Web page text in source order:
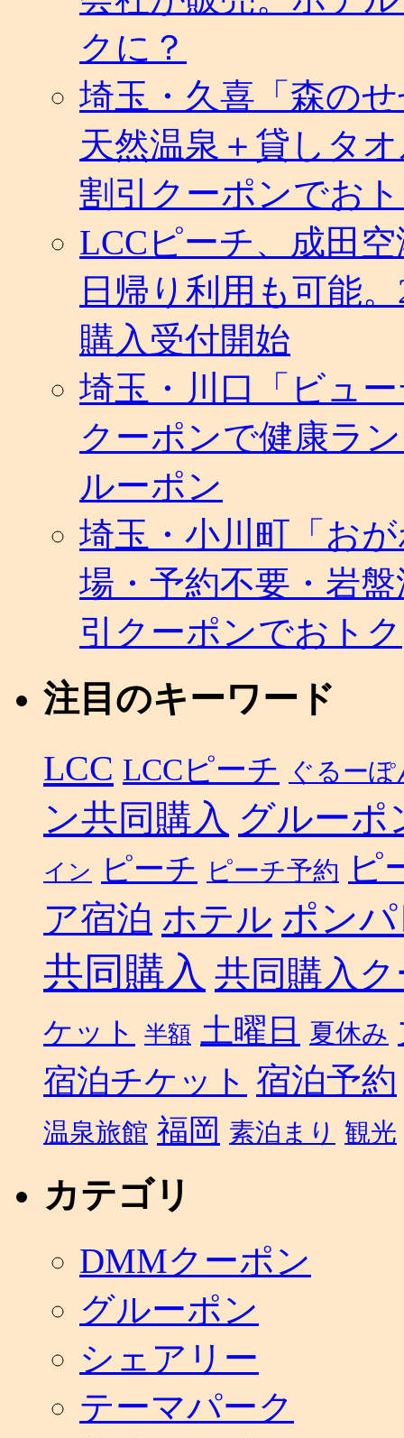
クに？
埼玉・久喜「森の
天然温泉＋貸しタ
割引クーポンでお
LCCピーチ、成田
日帰り利用も可能
購入受付開始
埼玉・川口「ビュ
クーポンで健康ラ
ルーポン
埼玉・小川町「お
場・予約不要・岩
引クーポンでおトク
注目のキーワード
LCC LCCピーチ ぐるーぽ
ン共同購入 グルーポ
イン ピーチ ピーチ予約 ピ
ア宿泊 ホテル ポン
共同購入 共同購入
ケット 半額 土曜日 夏休み
宿泊チケット 宿泊予約
温泉旅館 福岡 素泊まり 観光
カテゴリ
DMMクーポン
グルーポン
シェアリー
テーマパーク